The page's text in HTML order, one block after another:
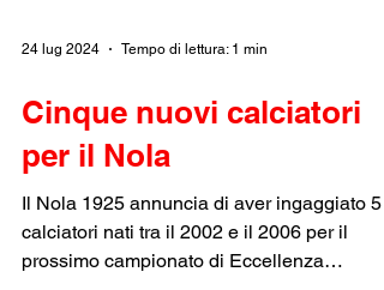
24 lug 2024 Tempo di lettura: 1 min
Cinque nuovi calciatori